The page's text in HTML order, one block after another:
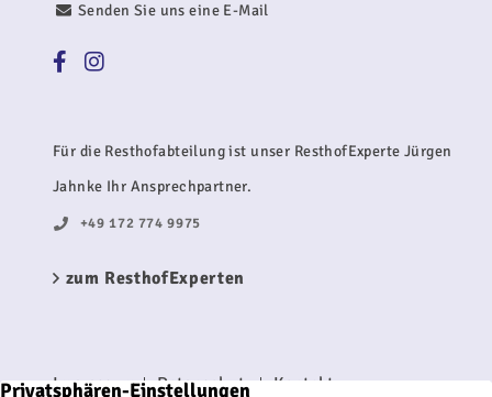
Senden Sie uns eine E-Mail
Für die Resthofabteilung ist unser ResthofExperte Jürgen
Jahnke Ihr Ansprechpartner.
+49 172 774 9975
zum ResthofExperten
Impressum Datenschutz Kontakt